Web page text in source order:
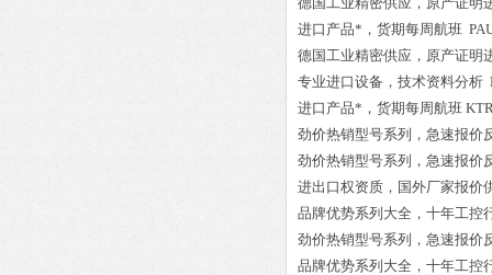
进口产品*，货期每周航班
德国工业精密供应，原产证明
专业进口设备，技术资料分析
进口产品*，货期每周航班
劲价热销型号系列，急速报价
劲价热销型号系列，急速报价
进出口权资质，国外厂家报价
品牌优势系列大全，十年工控
劲价热销型号系列，急速报价
品牌优势系列大全，十年工控